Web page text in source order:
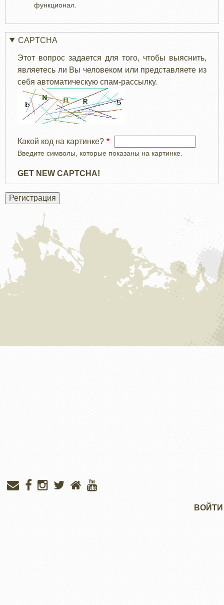
функционал.
CAPTCHA
Этот вопрос задается для того, чтобы выяснить,
являетесь ли Вы человеком или представляете из
себя автоматическую спам-рассылку.
Какой код на картинке?
Введите символы, которые показаны на картинке.
GET NEW CAPTCHA!
ВОЙТИ